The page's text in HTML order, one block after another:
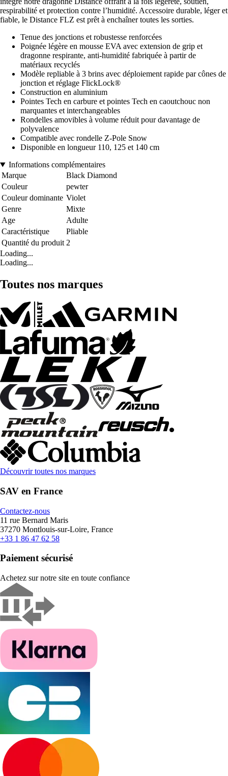
respirabilité et protection contre l’humidité. Accessoire durable, léger et
fiable, le Distance FLZ est prêt à enchaîner toutes les sorties.
Tenue des jonctions et robustesse renforcées
Poignée légère en mousse EVA avec extension de grip et
dragonne respirante, anti-humidité fabriquée à partir de
matériaux recyclés
Modèle repliable à 3 brins avec déploiement rapide par cônes de
jonction et réglage FlickLock®
Construction en aluminium
Pointes Tech en carbure et pointes Tech en caoutchouc non
marquantes et interchangeables
Rondelles amovibles à volume réduit pour davantage de
polyvalence
Compatible avec rondelle Z-Pole Snow
Disponible en longueur 110, 125 et 140 cm
Informations complémentaires
Marque
Black Diamond
Couleur
pewter
Couleur dominante Violet
Genre
Mixte
Age
Adulte
Caractéristique
Pliable
Quantité du produit 2
Loading...
Loading...
Toutes nos marques
Découvrir toutes nos marques
SAV en France
Contactez-nous
11 rue Bernard Maris
37270 Montlouis-sur-Loire, France
+33 1 86 47 62 58
Paiement sécurisé
Achetez sur notre site en toute confiance